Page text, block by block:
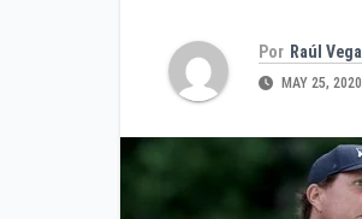
Por Raúl Vega
MAY 25, 2020